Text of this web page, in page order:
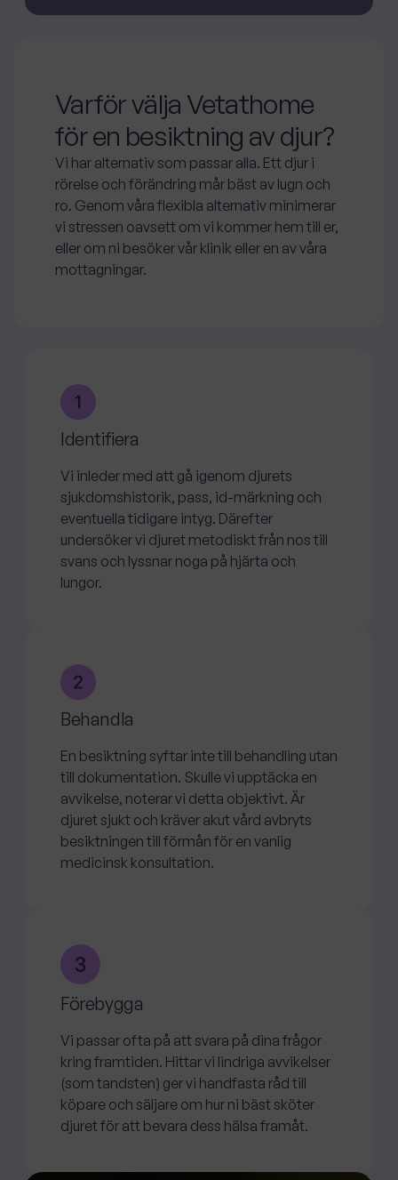
Varför välja Vetathome
för en besiktning av djur?
Vi har alternativ som passar alla. Ett djur i
rörelse och förändring mår bäst av lugn och
ro. Genom våra flexibla alternativ minimerar
vi stressen oavsett om vi kommer hem till er,
eller om ni besöker vår klinik eller en av våra
mottagningar.
Identifiera
Vi inleder med att gå igenom djurets
sjukdomshistorik, pass, id-märkning och
eventuella tidigare intyg. Därefter
undersöker vi djuret metodiskt från nos till
svans och lyssnar noga på hjärta och
lungor.
Behandla
En besiktning syftar inte till behandling utan
till dokumentation. Skulle vi upptäcka en
avvikelse, noterar vi detta objektivt. Är
djuret sjukt och kräver akut vård avbryts
besiktningen till förmån för en vanlig
medicinsk konsultation.
Förebygga
Vi passar ofta på att svara på dina frågor
kring framtiden. Hittar vi lindriga avvikelser
(som tandsten) ger vi handfasta råd till
köpare och säljare om hur ni bäst sköter
djuret för att bevara dess hälsa framåt.